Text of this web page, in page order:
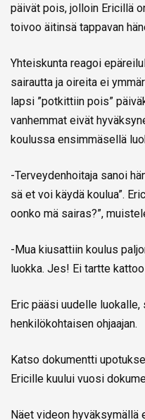
päivät pois, jolloin Ericillä
toivoo äitinsä tappavan
Yhteiskunta reagoi
sairautta ja oireita ei
lapsi ”potkittiin pois”
vanhemmat eivät
koulussa ensimmäsellä
-Terveydenhoitaja sanoi
sä et voi käydä koulua”.
oonko mä sairas?”,
-Mua kiusattiin koulus
luokka. Jes! Ei tartte
Eric pääsi uudelle luokalle,
henkilökohtaisen ohjaajan.
Katso dokumentti
Ericille kuului vuosi
Näet videon hyväksymällä